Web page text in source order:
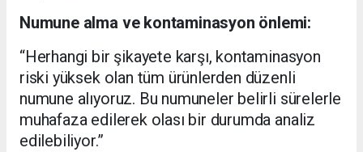
Numune alma ve kontaminasyon önlemi:
“Herhangi bir şikayete karşı, kontaminasyon
riski yüksek olan tüm ürünlerden düzenli
numune alıyoruz. Bu numuneler belirli sürelerle
muhafaza edilerek olası bir durumda analiz
edilebiliyor.”